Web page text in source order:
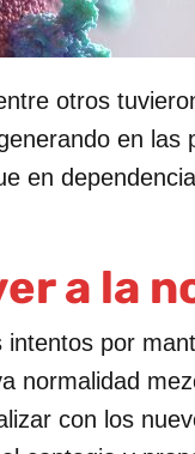
otros
en las
en
a la
por
normalidad
con los